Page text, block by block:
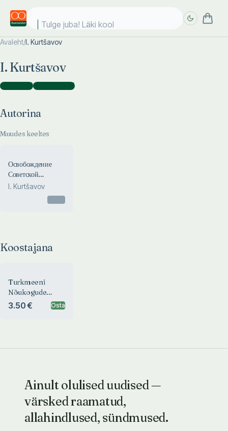
Tulge juba! Läki kooli
Avaleht/I. Kurtšavov
I. Kurtšavov
Autorina )Koostajana )
Autorina
Muudes keeltes
Освобождение
Советской
Эстонии.
Osvoboždenije
Sovetskoi Estonii
I. Kurtšavov
Koostajana
Turkmeeni
Nõukogude
Sotsialistlik
3.50 € Osta
Ainult olulised uudised —
värsked raamatud,
allahindlused, sündmused.